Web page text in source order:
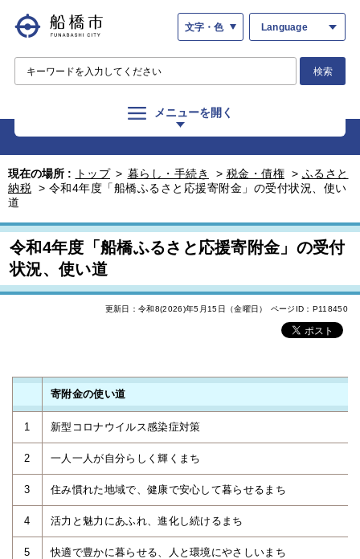
文字・色 Language
検索
メニューを開く
現在の場所 : トップ > 暮らし・手続き > 税金・債権 > ふるさと
納税 > 令和4年度「船橋ふるさと応援寄附金」の受付状況、使い
道
令和4年度「船橋ふるさと応援寄附金」の受付
状況、使い道
更新日：令和8(2026)年5月15日（金曜日） ページID：P118450
寄附金の使い道
1 新型コロナウイルス感染症対策
2 一人一人が自分らしく輝くまち
3 住み慣れた地域で、健康で安心して暮らせるまち
4 活力と魅力にあふれ、進化し続けるまち
5 快適で豊かに暮らせる、人と環境にやさしいまち